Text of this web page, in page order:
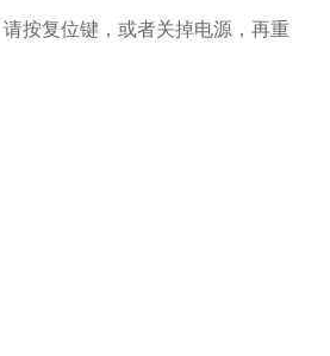
按复位键，或者关掉电源，再重